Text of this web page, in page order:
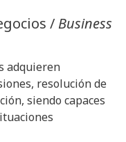
/ Business
adquieren
resolución de
siendo capaces